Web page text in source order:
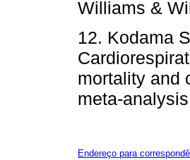
Williams &
12. Kodama
mortality and
meta-
Endereço para